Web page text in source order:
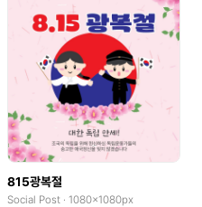
815광복절
Social Post · 1080x1080px